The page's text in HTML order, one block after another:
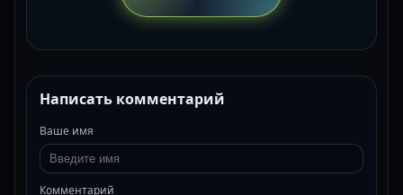
Написать комментарий
Ваше имя
Комментарий